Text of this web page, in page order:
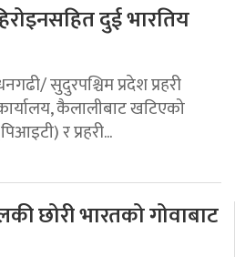
दुई भारतिय
सुदुरपश्चिम प्रदेश प्रहरी
कैलालीबाट खटिएको
र प्रहरी...
छोरी भारतको गोवाबाट